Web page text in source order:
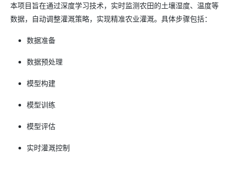
本项目旨在通过深度学习技术，实时监测农田的土壤湿度、温度等
数据，自动调整灌溉策略，实现精准农业灌溉。具体步骤包括：
数据准备
数据预处理
模型构建
模型训练
模型评估
实时灌溉控制